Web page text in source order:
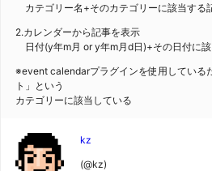
カテゴリー名+そのカテゴリーに該当する
2.カレンダーから記事を表示
日付(y年m月 or y年m月d日)+その日付に
※event calendarプラグインを使用している
ト」という
カテゴリーに該当している
kz
(@kz)